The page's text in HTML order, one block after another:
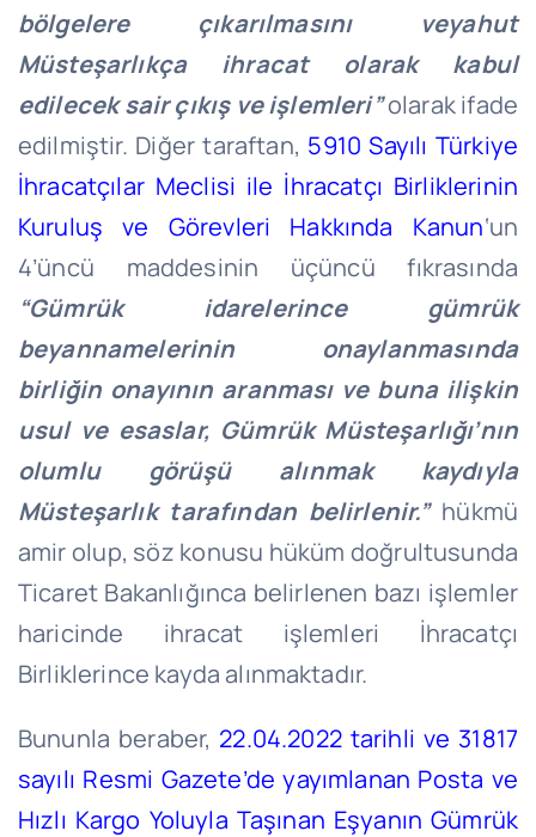
bölgelere çıkarılmasını veyahut
Müsteşarlıkça ihracat olarak kabul
edilecek sair çıkış ve işlemleri”olarak ifade
edilmiştir. Diğer taraftan, 5910 Sayılı Türkiye
İhracatçılar Meclisi ile İhracatçı Birliklerinin
Kuruluş ve Görevleri Hakkında Kanun‘un
4’üncü maddesinin üçüncü fıkrasında
“Gümrük idarelerince gümrük
beyannamelerinin onaylanmasında
birliğin onayının aranması ve buna ilişkin
usul ve esaslar, Gümrük Müsteşarlığı’nın
olumlu görüşü alınmak kaydıyla
Müsteşarlık tarafından belirlenir.” hükmü
amir olup, söz konusu hüküm doğrultusunda
Ticaret Bakanlığınca belirlenen bazı işlemler
haricinde ihracat işlemleri İhracatçı
Birliklerince kayda alınmaktadır.
Bununla beraber, 22.04.2022 tarihli ve 31817
sayılı Resmi Gazete’de yayımlanan Posta ve
Hızlı Kargo Yoluyla Taşınan Eşyanın Gümrük